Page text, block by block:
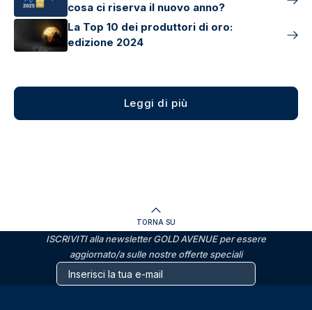
cosa ci riserva il nuovo anno?
La Top 10 dei produttori di oro:
edizione 2024
Leggi di più
TORNA SU
ISCRIVITI alla newsletter GOLD AVENUE per essere
aggiornato/a sulle nostre offerte speciali